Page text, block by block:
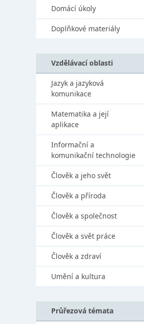
Domácí úkoly
Doplňkové materiály
Vzdělávací oblasti
Jazyk a jazyková
komunikace
Matematika a její
aplikace
Informační a
komunikační technologie
Člověk a jeho svět
Člověk a příroda
Člověk a společnost
Člověk a svět práce
Člověk a zdraví
Umění a kultura
Průřezová témata